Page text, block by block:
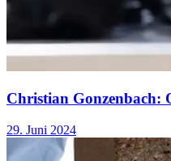
Christian Gonzenbach:
29. Juni 2024